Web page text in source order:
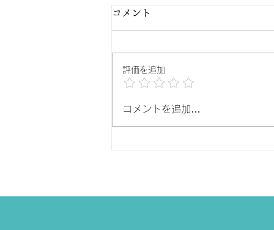
シラート(2025)
コメント
評価を追加
コメントを追加…